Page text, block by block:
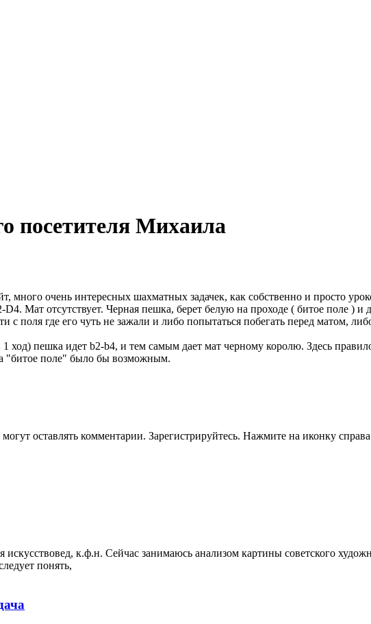
посетителя Михаила
много очень интересных шахматных задачек, как собственно и просто
Мат отсутствует. Черная пешка, берет белую на проходе ( битое поле ) и
с поля где его чуть не зажали и либо попытаться побегать перед матом,
ход) пешка идет b2-b4, и тем самым дает мат черному королю. Здесь
"битое поле" было бы возможным.
оставлять комментарии. Зарегистрируйтесь. Нажмите на иконку справа
искусствовед, к.ф.н. Сейчас занимаюсь анализом картины советского
понять,